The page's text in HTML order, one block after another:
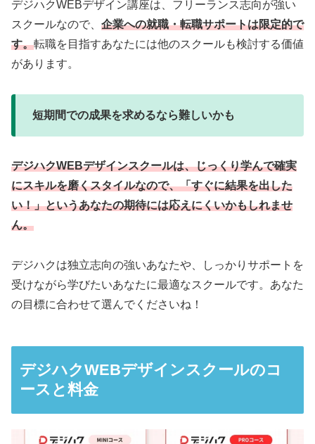
デジハクWEBデザイン講座は、フリーランス志向が強い
スクールなので、 企業への就職・転職サポートは限定的で
す。転職を目指すあなたには他のスクールも検討する価値
があります。
短期間での成果を求めるなら難しいかも
デジハクWEBデザインスクールは、じっくり学んで確実
にスキルを磨くスタイルなので、「すぐに結果を出した
い！」というあなたの期待には応えにくいかもしれませ
ん。
デジハクは独立志向の強いあなたや、しっかりサポートを
受けながら学びたいあなたに最適なスクールです。あなた
の目標に合わせて選んでくださいね！
デジハクWEBデザインスクールのコ
ースと料金